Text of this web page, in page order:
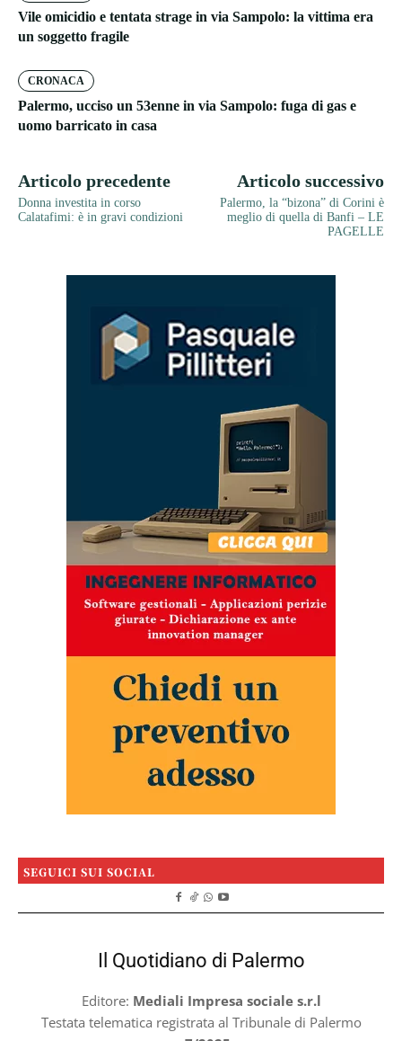
Vile omicidio e tentata strage in via Sampolo: la vittima era
un soggetto fragile
CRONACA
Palermo, ucciso un 53enne in via Sampolo: fuga di gas e
uomo barricato in casa
Articolo precedente
Donna investita in corso
Calatafimi: è in gravi condizioni
Articolo successivo
Palermo, la “bizona” di Corini è
meglio di quella di Banfi – LE
PAGELLE
SEGUICI SUI SOCIAL
Il Quotidiano di Palermo
Editore: Mediali Impresa sociale s.r.l
Testata telematica registrata al Tribunale di Palermo